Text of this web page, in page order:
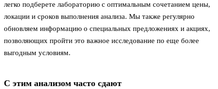
легко подберете лабораторию с оптимальным сочетанием цены,
локации и сроков выполнения анализа. Мы также регулярно
обновляем информацию о специальных предложениях и акциях,
позволяющих пройти это важное исследование по еще более
выгодным условиям.
С этим анализом часто сдают